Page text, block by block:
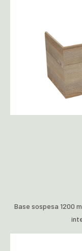
Base sospesa 1200